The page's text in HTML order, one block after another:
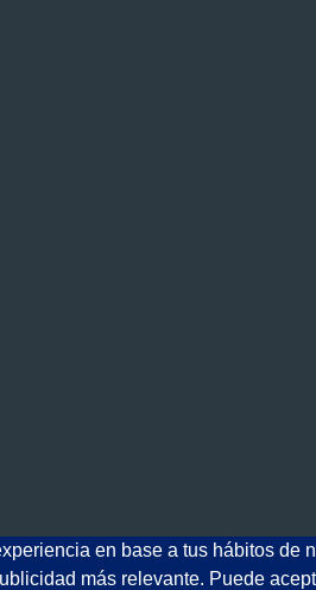
en base a tus hábitos de
más relevante. Puede
IDE Comunicación © 2026.